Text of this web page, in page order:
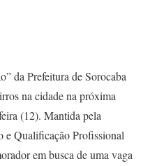
da Prefeitura de Sorocaba
na cidade na próxima
(12). Mantida pela
e Qualificação Profissional
em busca de uma vaga